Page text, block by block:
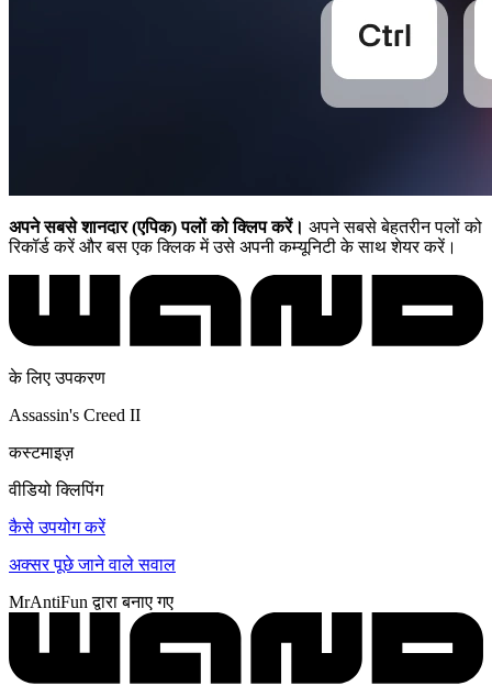
अपने सबसे शानदार (एपिक) पलों को क्लिप करें। अपने सबसे बेहतरीन पलों को
रिकॉर्ड करें और बस एक क्लिक में उसे अपनी कम्यूनिटी के साथ शेयर करें।
के लिए उपकरण
Assassin's Creed II
कस्टमाइज़
वीडियो क्लिपिंग
कैसे उपयोग करें
अक्सर पूछे जाने वाले सवाल
MrAntiFun द्वारा बनाए गए